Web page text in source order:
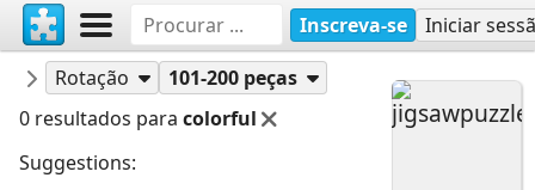
Inscreva-se Iniciar
jigsawpuzzlesonline
Quebra-cabeças
Rotação
101-200 peças
0 resultados para colorful
Suggestions: